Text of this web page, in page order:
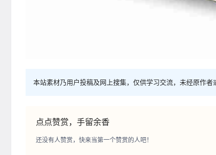
本站素材乃用户投稿及网上搜集，仅供学习交流，未经原作
点点赞赏，手留余香
还没有人赞赏，快来当第一个赞赏的人吧！